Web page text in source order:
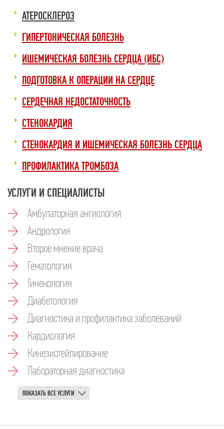
АТЕРОСКЛЕРОЗ
ГИПЕРТОНИЧЕСКАЯ БОЛЕЗНЬ
ИШЕМИЧЕСКАЯ БОЛЕЗНЬ СЕРДЦА (ИБС)
ПОДГОТОВКА К ОПЕРАЦИИ НА СЕРДЦЕ
СЕРДЕЧНАЯ НЕДОСТАТОЧНОСТЬ
СТЕНОКАРДИЯ
СТЕНОКАРДИЯ И ИШЕМИЧЕСКАЯ БОЛЕЗНЬ СЕРДЦА
ПРОФИЛАКТИКА ТРОМБОЗА
УСЛУГИ И СПЕЦИАЛИСТЫ
Амбулаторная ангиология
Андрология
Второе мнение врача
Гематология
Гинекология
Диабетология
Диагностика и профилактика заболеваний
Кардиология
Кинезиотейпирование
Лабораторная диагностика
ПОКАЗАТЬ ВСЕ УСЛУГИ